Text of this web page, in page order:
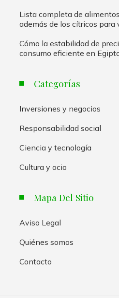
Lista completa de
además de los cítricos para
Cómo la estabilidad de
consumo eficiente en
Categorías
Inversiones y negocios
Responsabilidad social
Ciencia y tecnología
Cultura y ocio
Mapa Del Sitio
Aviso Legal
Quiénes somos
Contacto